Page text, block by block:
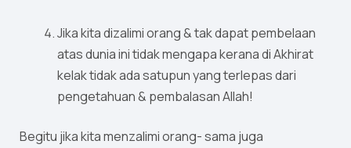
Jika kita dizalimi orang & tak dapat pembelaan
atas dunia ini tidak mengapa kerana di Akhirat
kelak tidak ada satupun yang terlepas dari
pengetahuan & pembalasan Allah!
Begitu jika kita menzalimi orang- sama juga